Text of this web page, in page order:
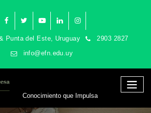
Punta del Este, Uruguay 2903 2827
info@efn.edu.uy
Conocimiento que Impulsa